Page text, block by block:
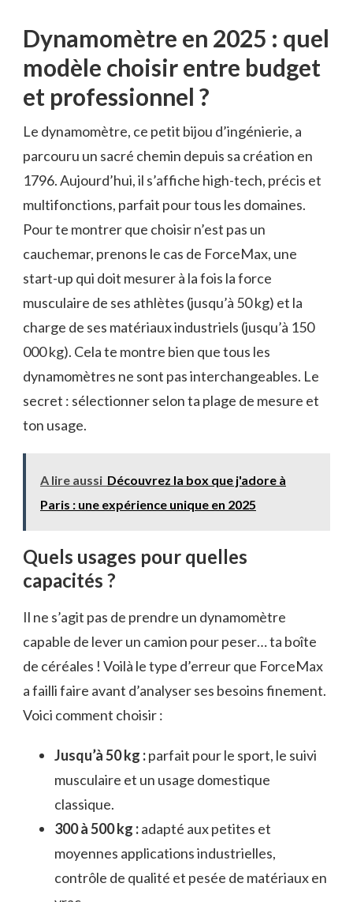
Dynamomètre en 2025 : quel
modèle choisir entre budget
et professionnel ?
Le dynamomètre, ce petit bijou d’ingénierie, a
parcouru un sacré chemin depuis sa création en
1796. Aujourd’hui, il s’affiche high-tech, précis et
multifonctions, parfait pour tous les domaines.
Pour te montrer que choisir n’est pas un
cauchemar, prenons le cas de ForceMax, une
start-up qui doit mesurer à la fois la force
musculaire de ses athlètes (jusqu’à 50 kg) et la
charge de ses matériaux industriels (jusqu’à 150
000 kg). Cela te montre bien que tous les
dynamomètres ne sont pas interchangeables. Le
secret : sélectionner selon ta plage de mesure et
ton usage.
A lire aussi Découvrez la box que j'adore à
Paris : une expérience unique en 2025
Quels usages pour quelles
capacités ?
Il ne s’agit pas de prendre un dynamomètre
capable de lever un camion pour peser… ta boîte
de céréales ! Voilà le type d’erreur que ForceMax
a failli faire avant d’analyser ses besoins finement.
Voici comment choisir :
Jusqu’à 50 kg :parfait pour le sport, le suivi
musculaire et un usage domestique
classique.
300 à 500 kg :adapté aux petites et
moyennes applications industrielles,
contrôle de qualité et pesée de matériaux en